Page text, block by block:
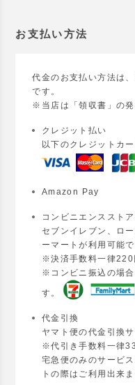
お支払い方法
代金のお支払い方法は
です。
※当店は「領収書」の発
クレジット払い
以下のクレジットカ
Amazon Pay
コンビニエンススト
セブンイレブン、ロ
ーマートが利用可能で
※決済手数料一律220
※コンビニ振込の場
す。
代金引換
ヤマト便の代金引換
※代引き手数料一律
宅急便のみのサービ
トの際はご利用出来ま